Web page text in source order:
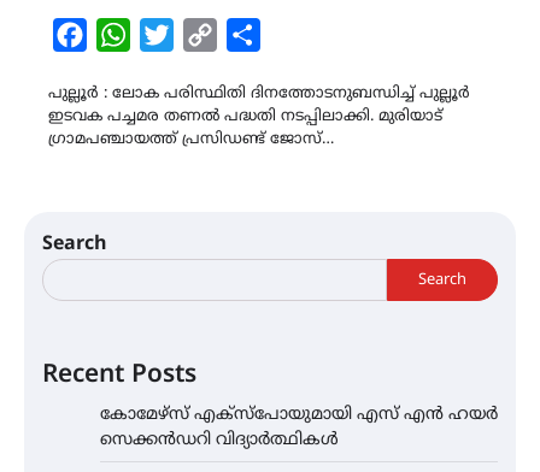
FacebookWhatsAppTwitterCopy
പുല്ലൂർ : ലോക പരിസ്ഥിതി ദിനത്തോടനുബന്ധിച്ച് പുല്ലൂർ
ഇടവക പച്ചമര തണൽ പദ്ധതി നടപ്പിലാക്കി. മുരിയാട്
ഗ്രാമപഞ്ചായത്ത് പ്രസിഡണ്ട് ജോസ്…
Search
Search
Recent Posts
കോമേഴ്സ് എക്സ്പോയുമായി എസ് എൻ ഹയർ
സെക്കൻഡറി വിദ്യാർത്ഥികൾ